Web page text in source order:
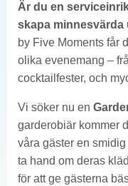
Är du en
skapa minnesvärda
by Five Moments får
olika evenemang –
cocktailfester, och
Vi söker nu en
garderobiär kommer
våra gäster en
ta hand om deras
för att ge gästerna